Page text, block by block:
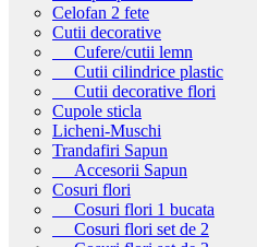
Celofan 2 fete
Cutii decorative
Cufere/cutii lemn
Cutii cilindrice plastic
Cutii decorative flori
Cupole sticla
Licheni-Muschi
Trandafiri Sapun
Accesorii Sapun
Cosuri flori
Cosuri flori 1 bucata
Cosuri flori set de 2